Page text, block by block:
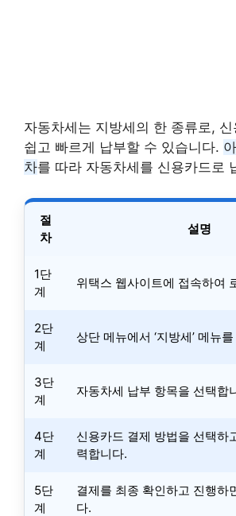
자동차세는 지방세의 한 종류로, 신
쉽고 빠르게 납부할 수 있습니다.
차를 따라 자동차세를 신용카드로
절
차
설명
1단
계
위택스 웹사이트에 접속하여
2단
계
상단 메뉴에서 ‘지방세’ 메뉴
3단
계
자동차세 납부 항목을 선택합
4단
계
신용카드 결제 방법을 선택하
력합니다.
5단
계
결제를 최종 확인하고 진행하
다.